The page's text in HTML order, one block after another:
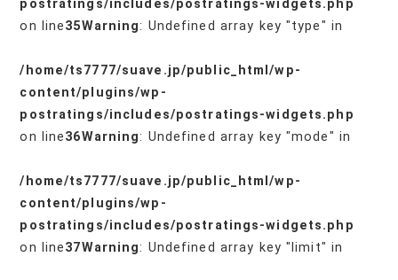
postratings/includes/postratings-widgets.php
on line35Warning: Undefined array key "type" in
/home/ts7777/suave.jp/public_html/wp-
content/plugins/wp-
postratings/includes/postratings-widgets.php
on line36Warning: Undefined array key "mode" in
/home/ts7777/suave.jp/public_html/wp-
content/plugins/wp-
postratings/includes/postratings-widgets.php
on line37Warning: Undefined array key "limit" in